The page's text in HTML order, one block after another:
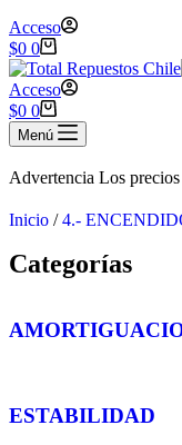
Acceso
$0 0
Acceso
$0 0
Menú
Advertencia Los
Inicio /4.-
Categorías
ESTABILIDAD